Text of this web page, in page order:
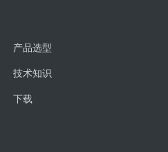
产品选型
技术知识
下载